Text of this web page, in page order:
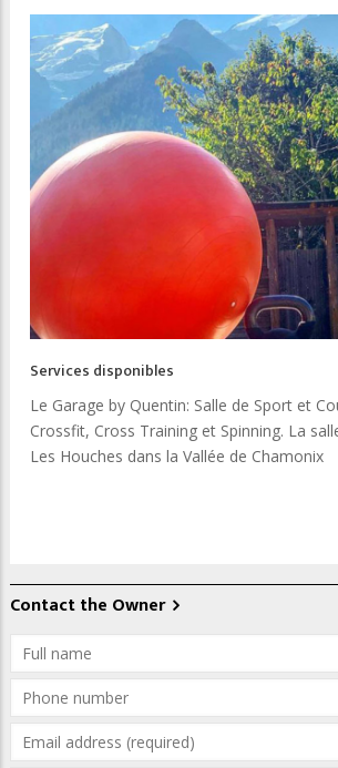
Services disponibles
Le Garage by Quentin: Salle de Sport et
Crossfit, Cross Training et Spinning. La
Les Houches dans la Vallée de Chamonix
Contact the Owner